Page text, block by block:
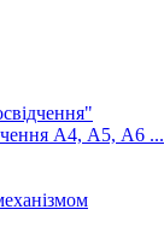
А4, А5, А6 ...